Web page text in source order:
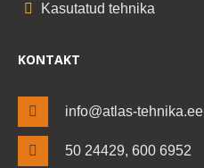
Kasutatud tehnika
KONTAKT
info@atlas-tehnika.ee
50 24429, 600 6952